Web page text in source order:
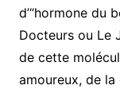
d’“hormone du
Docteurs ou Le
de cette
amoureux, de